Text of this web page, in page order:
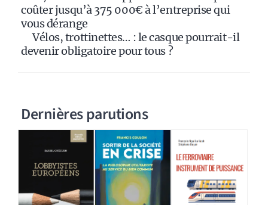
coûter jusqu’à 375 000€ à l’entreprise qui
vous dérange
Vélos, trottinettes… : le casque pourrait-il
devenir obligatoire pour tous ?
Dernières parutions